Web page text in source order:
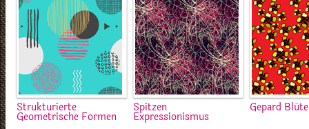
Strukturierte
Geometrische Formen
Spitzen
Expressionismus
Gepard